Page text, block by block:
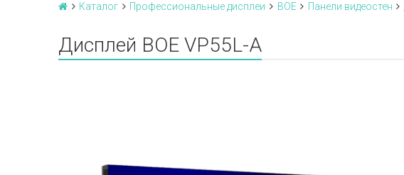
Каталог Профессиональные дисплеи BOE Панели видеостен
Дисплей BOE VP55L-A